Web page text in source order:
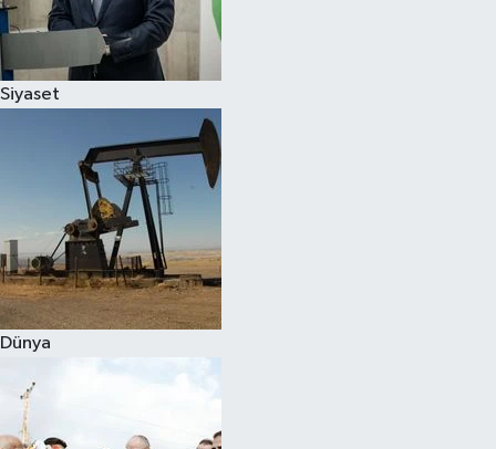
Siyaset
Dünya
Spor
Çocuk
Eğitim
Hava Durumu
Kadın
Kültür Sanat